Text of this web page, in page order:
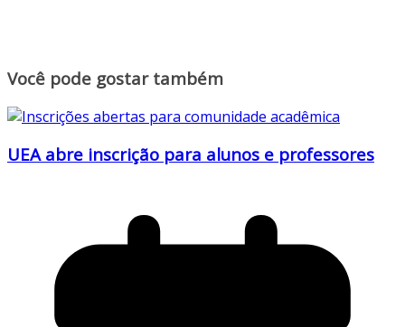
Você pode gostar também
UEA abre inscrição para alunos e professores